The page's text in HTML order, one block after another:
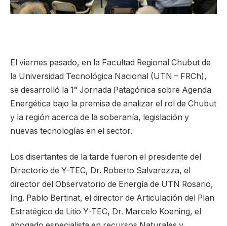
El viernes pasado, en la Facultad Regional Chubut de
la Universidad Tecnológica Nacional (UTN – FRCh),
se desarrolló la 1° Jornada Patagónica sobre Agenda
Energética bajo la premisa de analizar el rol de Chubut
y la región acerca de la soberanía, legislación y
nuevas tecnologías en el sector.
Los disertantes de la tarde fueron el presidente del
Directorio de Y-TEC, Dr. Roberto Salvarezza, el
director del Observatorio de Energía de UTN Rosario,
Ing. Pablo Bertinat, el director de Articulación del Plan
Estratégico de Litio Y-TEC, Dr. Marcelo Koening, el